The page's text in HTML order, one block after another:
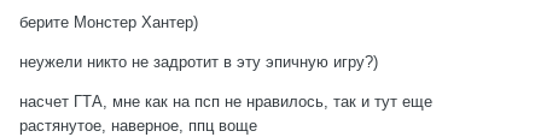
берите Монстер Хантер)
неужели никто не задротит в эту эпичную игру?)
насчет ГТА, мне как на псп не нравилось, так и тут еще
растянутое, наверное, ппц воще